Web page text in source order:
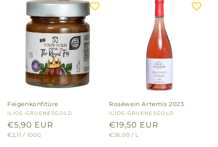
Feigenkonfitüre
Anbieter:
ILIOS-GRUENESGOLD
Normaler
Preis
€5,90 EUR
GRUNDPREIS
€2,11 / PRO
100G
Roséwein Artemis 2023
Anbieter:
ILIOS-GRUENESGOLD
Normaler
Preis
€19,50 EUR
GRUNDPREIS
€26,00 / PRO
L